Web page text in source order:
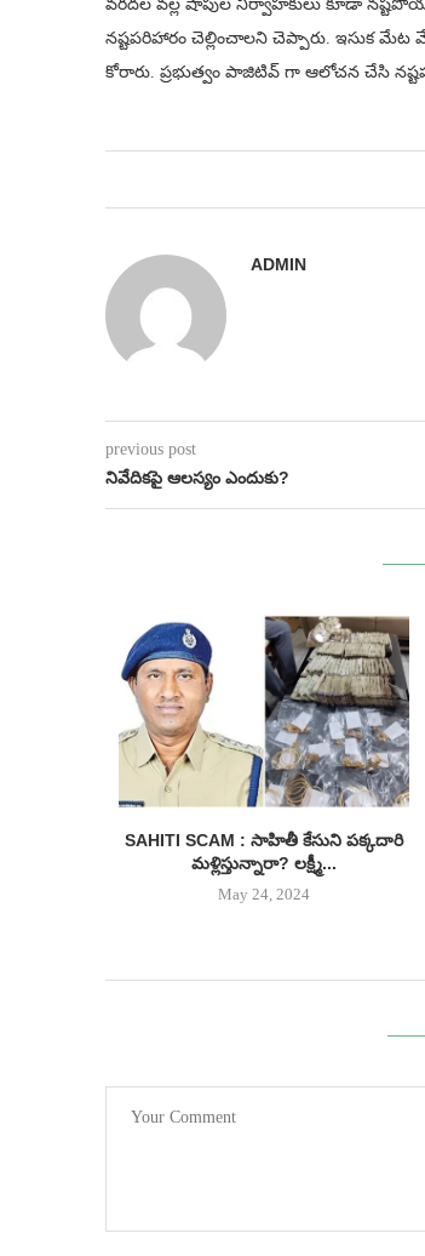
వరదల వల్ల షాపుల నిర్వాహ‌కులు కూడా
నష్టపరిహారం చెల్లించాలని చెప్పారు. ఇసుక
కోరారు. ప్రభుత్వం పాజిటివ్ గా ఆలోచన చేసి
ADMIN
previous post
నివేదిక‌పై ఆల‌స్యం ఎందుకు?
SAHITI SCAM : సాహితీ కేసుని పక్కదారి
మళ్లిస్తున్నారా? లక్ష్మీ...
May 24, 2024